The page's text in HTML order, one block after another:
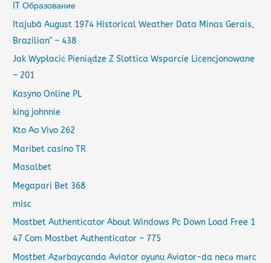
IT Образование
Itajubá August 1974 Historical Weather Data Minas Gerais,
Brazilian" – 438
Jak Wypłacić Pieniądze Z Slottica Wsparcie Licencjonowane
– 201
Kasyno Online PL
king johnnie
Kto Ao Vivo 262
Maribet casino TR
Masalbet
Megapari Bet 368
misc
Mostbet Authenticator About Windows Pc Down Load Free 1
47 Com Mostbet Authenticator – 775
Mostbet Azərbaycanda Aviator oyunu Aviator-da necə mərc